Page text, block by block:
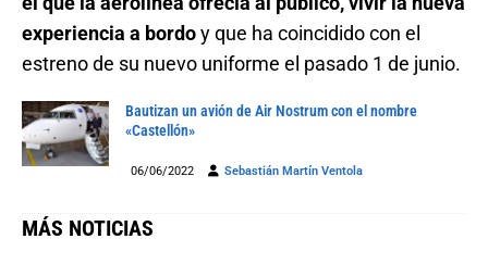
experiencia a bordoy que ha coincidido con el
estreno de su nuevo uniforme el pasado 1 de junio.
Bautizan un avión de Air Nostrum con el nombre
«Castellón»
06/06/2022 Sebastián Martín Ventola
MÁS NOTICIAS